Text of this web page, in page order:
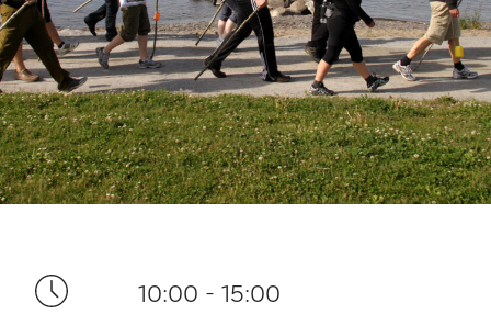
Ditt besøk
Musikk 10:00 - 15:00